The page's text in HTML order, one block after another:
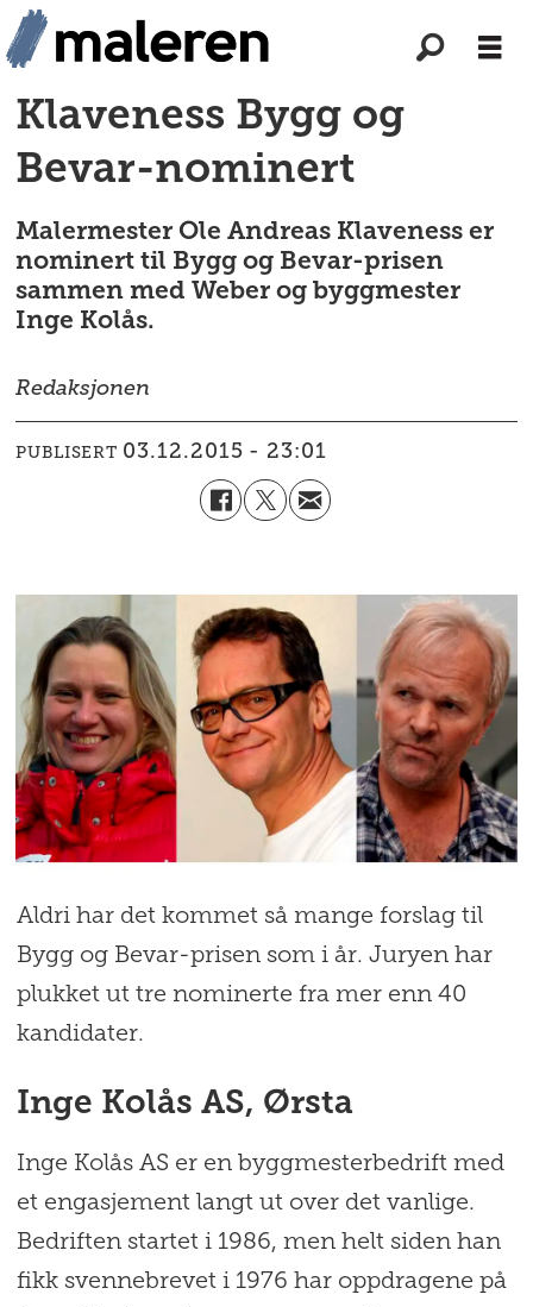
Klaveness Bygg og
Bevar-nominert
Malermester Ole Andreas Klaveness er
nominert til Bygg og Bevar-prisen
sammen med Weber og byggmester
Inge Kolås.
Redaksjonen
PUBLISERT 03.12.2015 - 23:01
Aldri har det kommet så mange forslag til
Bygg og Bevar-prisen som i år. Juryen har
plukket ut tre nominerte fra mer enn 40
kandidater.
Inge Kolås AS, Ørsta
Inge Kolås AS er en byggmesterbedrift med
et engasjement langt ut over det vanlige.
Bedriften startet i 1986, men helt siden han
fikk svennebrevet i 1976 har oppdragene på